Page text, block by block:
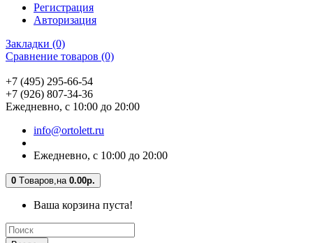
Регистрация
Авторизация
Закладки (0)
Сравнение товаров (0)
+7 (495) 295-66-54
+7 (926) 807-34-36
Ежедневно, с 10:00 до 20:00
info@ortolett.ru
Ежедневно, с 10:00 до 20:00
0 Tоваров, на 0.00р.
Ваша корзина пуста!